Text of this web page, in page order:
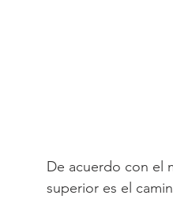
De acuerdo con el
superior es el